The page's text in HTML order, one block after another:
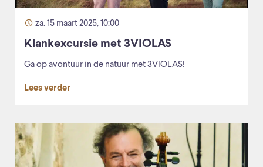
za. 15 maart 2025, 10:00
Klankexcursie met 3VIOLAS
Ga op avontuur in de natuur met 3VIOLAS!
Lees verder